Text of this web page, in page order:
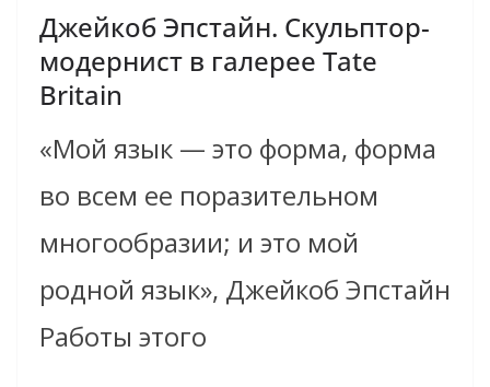
Джейкоб Эпстайн. Скульптор-
модернист в галерее Tate
Britain
«Мой язык — это форма, форма
во всем ее поразительном
многообразии; и это мой
родной язык», Джейкоб Эпстайн
Работы этого